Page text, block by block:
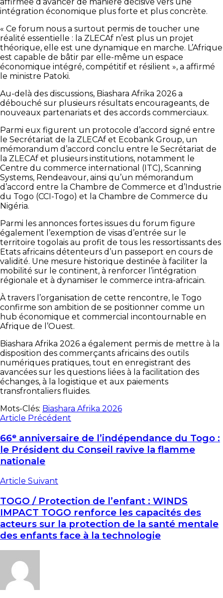
affirmée d’avancer de manière décisive vers une
intégration économique plus forte et plus concrète.
« Ce forum nous a surtout permis de toucher une
réalité essentielle : la ZLECAf n’est plus un projet
théorique, elle est une dynamique en marche. L’Afrique
est capable de bâtir par elle-même un espace
économique intégré, compétitif et résilient », a affirmé
le ministre Patoki.
Au-delà des discussions, Biashara Afrika 2026 a
débouché sur plusieurs résultats encourageants, de
nouveaux partenariats et des accords commerciaux.
Parmi eux figurent un protocole d’accord signé entre
le Secrétariat de la ZLECAf et Ecobank Group, un
mémorandum d’accord conclu entre le Secrétariat de
la ZLECAf et plusieurs institutions, notamment le
Centre du commerce international (ITC), Scanning
Systems, Rendeavour, ainsi qu’un mémorandum
d’accord entre la Chambre de Commerce et d’Industrie
du Togo (CCI-Togo) et la Chambre de Commerce du
Nigéria.
Parmi les annonces fortes issues du forum figure
également l’exemption de visas d’entrée sur le
territoire togolais au profit de tous les ressortissants des
Etats africains détenteurs d’un passeport en cours de
validité. Une mesure historique destinée à faciliter la
mobilité sur le continent, à renforcer l’intégration
régionale et à dynamiser le commerce intra-africain.
À travers l’organisation de cette rencontre, le Togo
confirme son ambition de se positionner comme un
hub économique et commercial incontournable en
Afrique de l’Ouest.
Biashara Afrika 2026 a également permis de mettre à la
disposition des commerçants africains des outils
numériques pratiques, tout en enregistrant des
avancées sur les questions liées à la facilitation des
échanges, à la logistique et aux paiements
transfrontaliers fluides.
Mots-Clés: Biashara Afrika 2026
Article Précédent
66ᵉ anniversaire de l’indépendance du Togo :
le Président du Conseil ravive la flamme
nationale
Article Suivant
TOGO / Protection de l’enfant : WINDS
IMPACT TOGO renforce les capacités des
acteurs sur la protection de la santé mentale
des enfants face à la technologie